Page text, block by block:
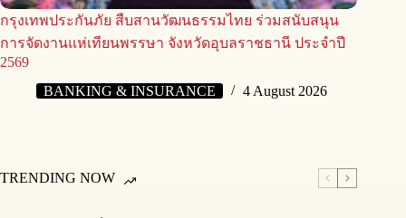
กรุงเทพประกันภัย สืบสานวัฒนธรรมไทย ร่วมสนับสนุน
การจัดงานแห่เทียนพรรษา จังหวัดอุบลราชธานี ประจำปี
2569
BANKING & INSURANCE
4 August 2026
TRENDING NOW